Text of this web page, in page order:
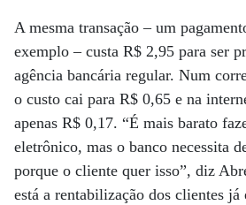
A mesma transação – um
exemplo – custa R$ 2,95 para ser
agência bancária regular. Num
o custo cai para R$ 0,65 e na
apenas R$ 0,17. “É mais barato
eletrônico, mas o banco necessita
porque o cliente quer isso”, diz
está a rentabilização dos clientes já